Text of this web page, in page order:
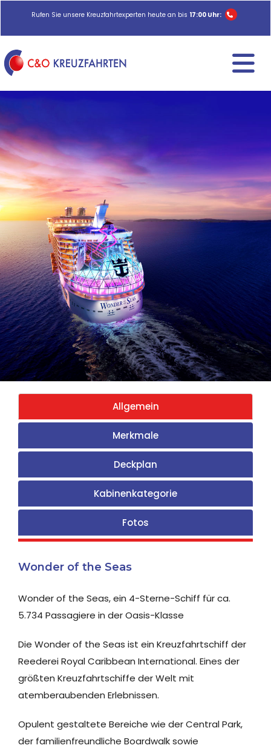
Rufen Sie unsere Kreuzfahrtexperten heute an bis 17:00 Uhr:
Allgemein
Merkmale
Deckplan
Kabinenkategorie
Fotos
Wonder of the Seas
Wonder of the Seas, ein 4-Sterne-Schiff für ca.
5.734 Passagiere in der Oasis-Klasse
Die Wonder of the Seas ist ein Kreuzfahrtschiff der
Reederei Royal Caribbean International. Eines der
größten Kreuzfahrtschiffe der Welt mit
atemberaubenden Erlebnissen.
Opulent gestaltete Bereiche wie der Central Park,
der familienfreundliche Boardwalk sowie